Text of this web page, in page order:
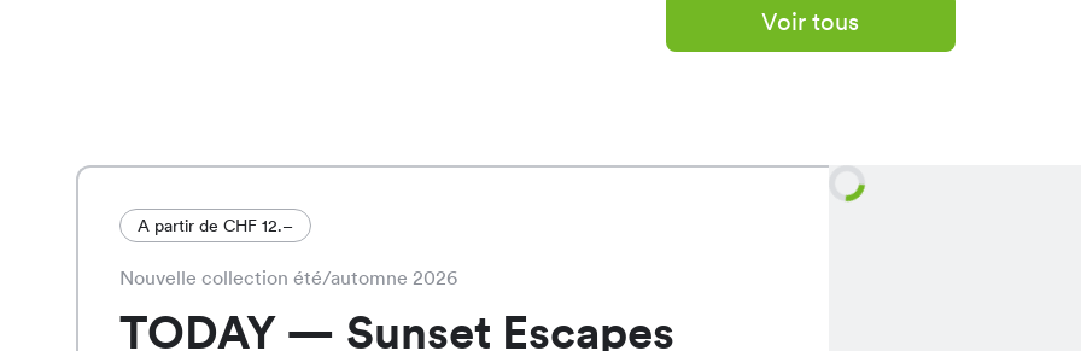
Voir tous
A partir de CHF 12.–
Nouvelle collection été/automne 2026
TODAY — Sunset Escapes